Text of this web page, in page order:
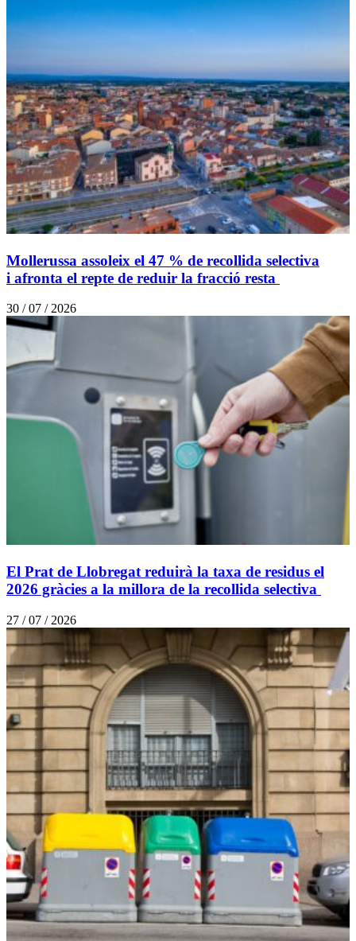
Mollerussa assoleix el 47 % de recollida selectiva
i afronta el repte de reduir la fracció resta
30 / 07 / 2026
El Prat de Llobregat reduirà la taxa de residus el
2026 gràcies a la millora de la recollida selectiva
27 / 07 / 2026